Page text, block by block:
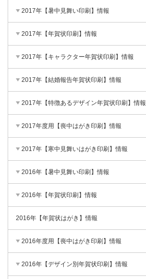
2017年【暑中見舞い印刷】情報
2017年【年賀状印刷】情報
2017年【キャラクター年賀状印刷】情報
2017年【結婚報告年賀状印刷】情報
2017年【特徴あるデザイン年賀状印刷】情報
2017年度用【喪中はがき印刷】情報
2017年【寒中見舞いはがき印刷】情報
2016年【暑中見舞い印刷】情報
2016年【年賀状印刷】情報
2016年【年賀状はがき】情報
2016年度用【喪中はがき印刷】情報
2016年【デザイン別年賀状印刷】情報